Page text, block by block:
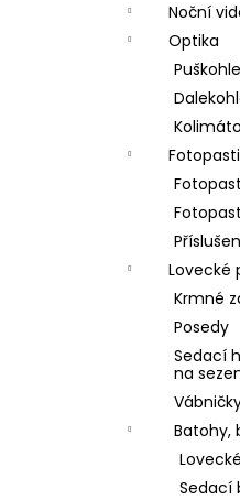
Noční
Optika
Lovecké
Krmné
Posedy
Sedací
na
Batohy,
Sedací